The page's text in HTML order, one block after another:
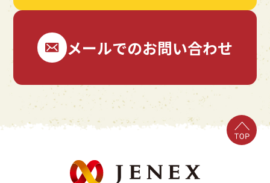
メールでのお問い合わせ